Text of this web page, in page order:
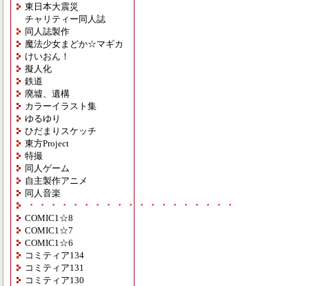
東日本大震災
チャリティー同人誌
同人誌製作
魔法少女まどか☆マギカ
けいおん！
擬人化
鉄道
廃墟、遺構
カラーイラスト集
ゆるゆり
ひだまりスケッチ
東方Project
特撮
同人ゲーム
自主製作アニメ
同人音楽
・・・・・・・・・・・・・・・・・・・
COMIC1☆8
COMIC1☆7
COMIC1☆6
コミティア134
コミティア131
コミティア130